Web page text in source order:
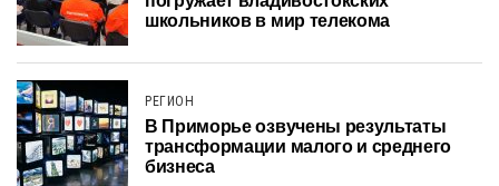
школьников в мир телекома
РЕГИОН
В Приморье озвучены результаты
трансформации малого и среднего
бизнеса